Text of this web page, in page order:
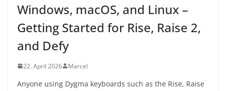
Windows, macOS, and Linux –
Getting Started for Rise, Raise 2,
and Defy
22. April 2026 Marcel
Anyone using Dygma keyboards such as the Rise, Raise